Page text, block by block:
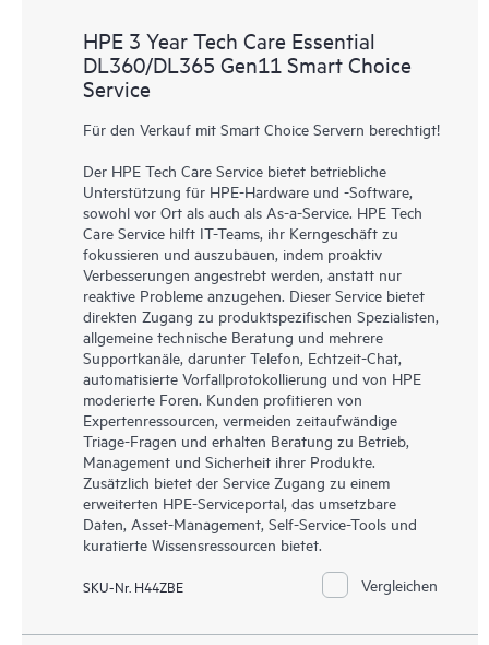
HPE 3 Year Tech Care Essential
DL360/DL365 Gen11 Smart Choice
Service
Für den Verkauf mit Smart Choice Servern berechtigt!
Der HPE Tech Care Service bietet betriebliche
Unterstützung für HPE-Hardware und -Software,
sowohl vor Ort als auch als As-a-Service. HPE Tech
Care Service hilft IT-Teams, ihr Kerngeschäft zu
fokussieren und auszubauen, indem proaktiv
Verbesserungen angestrebt werden, anstatt nur
reaktive Probleme anzugehen. Dieser Service bietet
direkten Zugang zu produktspezifischen Spezialisten,
allgemeine technische Beratung und mehrere
Supportkanäle, darunter Telefon, Echtzeit-Chat,
automatisierte Vorfallprotokollierung und von HPE
moderierte Foren. Kunden profitieren von
Expertenressourcen, vermeiden zeitaufwändige
Triage-Fragen und erhalten Beratung zu Betrieb,
Management und Sicherheit ihrer Produkte.
Zusätzlich bietet der Service Zugang zu einem
erweiterten HPE-Serviceportal, das umsetzbare
Daten, Asset-Management, Self-Service-Tools und
kuratierte Wissensressourcen bietet.
SKU-Nr. H44ZBE Vergleichen